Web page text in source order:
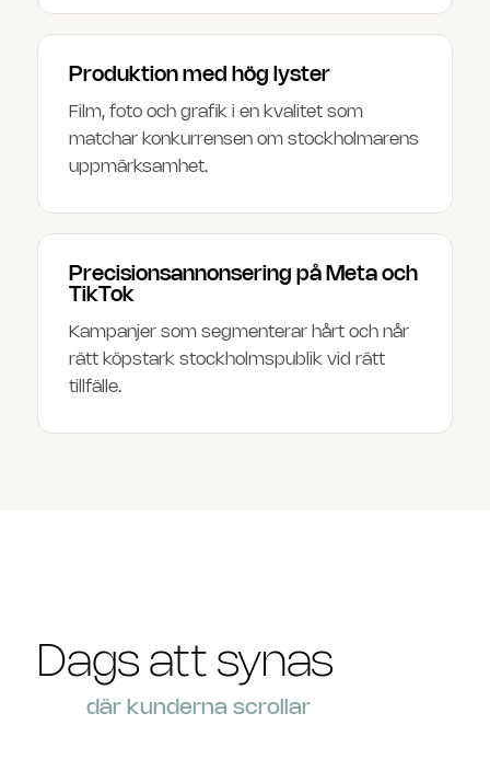
Produktion med hög lyster
Film, foto och grafik i en kvalitet som
matchar konkurrensen om stockholmarens
uppmärksamhet.
Precisionsannonsering på Meta och
TikTok
Kampanjer som segmenterar hårt och når
rätt köpstark stockholmspublik vid rätt
tillfälle.
Dags att synas
där kunderna scrollar